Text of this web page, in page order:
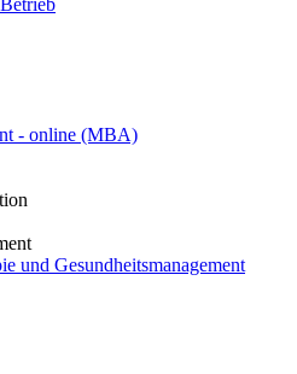
- online (MBA)
und Gesundheitsmanagement